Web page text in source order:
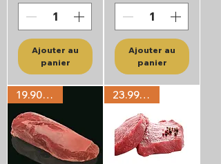
Ajouter au
panier
Ajouter au
panier
19.90€/KG 23.99€/KG